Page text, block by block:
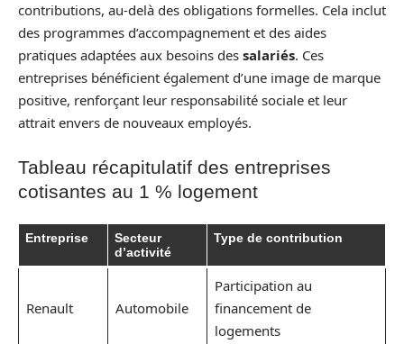
contributions, au-delà des obligations formelles. Cela inclut
des programmes d’accompagnement et des aides
pratiques adaptées aux besoins des salariés. Ces
entreprises bénéficient également d’une image de marque
positive, renforçant leur responsabilité sociale et leur
attrait envers de nouveaux employés.
Tableau récapitulatif des entreprises
cotisantes au 1 % logement
Entreprise
Secteur
d’activité
Type de contribution
Renault Automobile
Participation au
financement de
logements